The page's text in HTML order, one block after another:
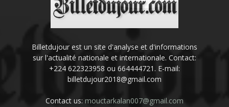
Billetdujour est un site d'analyse et d'informations
sur l'actualité nationale et internationale. Contact:
+224 622323958 ou 664444721. E-mail:
billetdujour2018@gmail.com
Contact us: mouctarkalan007@gmail.com